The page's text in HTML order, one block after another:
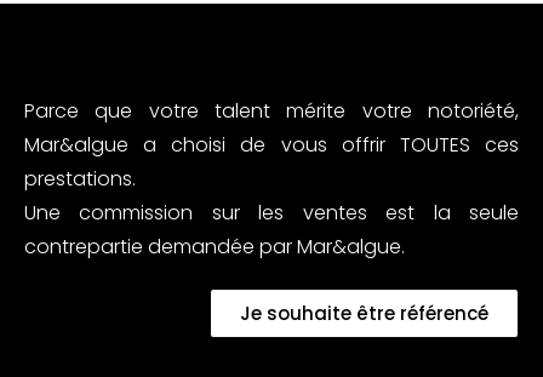
Parce que votre talent mérite votre notoriété,
Mar&algue a choisi de vous offrir TOUTES ces
prestations.
Une commission sur les ventes est la seule
contrepartie demandée par Mar&algue.
Je souhaite être référencé